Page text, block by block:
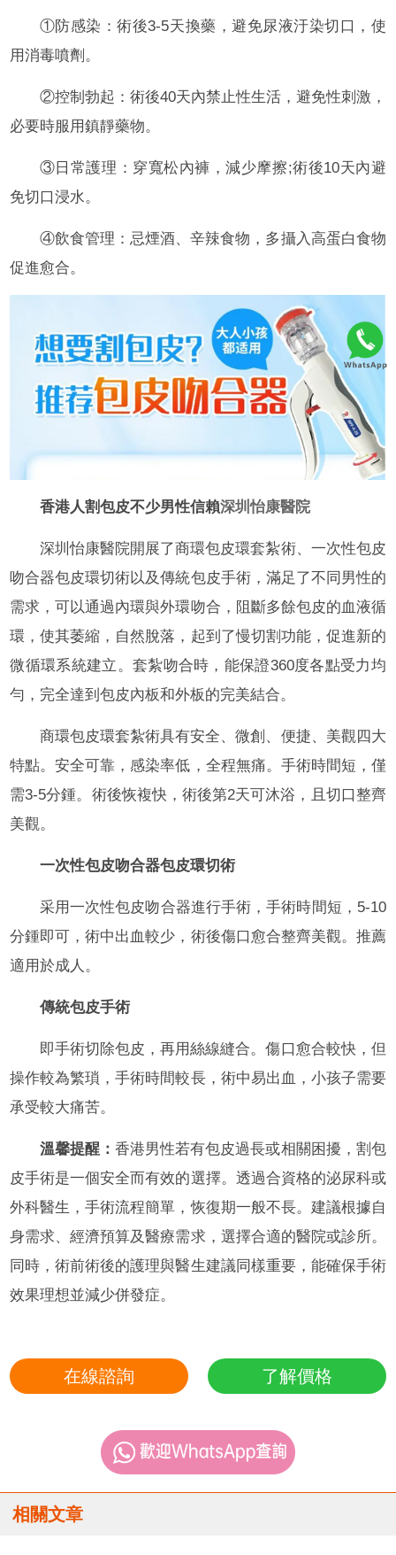
①防感染：術後3-5天換藥，避免尿液汙染切口，使
用消毒噴劑。
②控制勃起：術後40天內禁止性生活，避免性刺激，
必要時服用鎮靜藥物。
③日常護理：穿寬松內褲，減少摩擦;術後10天內避
免切口浸水。
④飲食管理：忌煙酒、辛辣食物，多攝入高蛋白食物
促進愈合。
香港人割包皮不少男性信賴深圳怡康醫院
深圳怡康醫院開展了商環包皮環套紮術、一次性包皮
吻合器包皮環切術以及傳統包皮手術，滿足了不同男性的
需求，可以通過內環與外環吻合，阻斷多餘包皮的血液循
環，使其萎縮，自然脫落，起到了慢切割功能，促進新的
微循環系統建立。套紮吻合時，能保證360度各點受力均
勻，完全達到包皮內板和外板的完美結合。
商環包皮環套紮術具有安全、微創、便捷、美觀四大
特點。安全可靠，感染率低，全程無痛。手術時間短，僅
需3-5分鍾。術後恢複快，術後第2天可沐浴，且切口整齊
美觀。
一次性包皮吻合器包皮環切術
采用一次性包皮吻合器進行手術，手術時間短，5-10
分鍾即可，術中出血較少，術後傷口愈合整齊美觀。推薦
適用於成人。
傳統包皮手術
即手術切除包皮，再用絲線縫合。傷口愈合較快，但
操作較為繁瑣，手術時間較長，術中易出血，小孩子需要
承受較大痛苦。
溫馨提醒：香港男性若有包皮過長或相關困擾，割包
皮手術是一個安全而有效的選擇。透過合資格的泌尿科或
外科醫生，手術流程簡單，恢復期一般不長。建議根據自
身需求、經濟預算及醫療需求，選擇合適的醫院或診所。
同時，術前術後的護理與醫生建議同樣重要，能確保手術
效果理想並減少併發症。
在線諮詢 了解價格
相關文章